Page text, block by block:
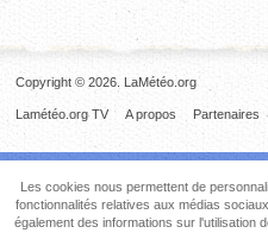
Copyright © 2026. LaMétéo.org
Partenaires
A propos
Lamétéo.org TV
Les cookies nous permettent de
fonctionnalités relatives aux médias
également des informations sur l'utilisation